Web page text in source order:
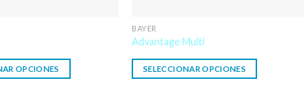
OPCIONES
BAYER
Advantage Multi
SELECCIONAR OPCIONES